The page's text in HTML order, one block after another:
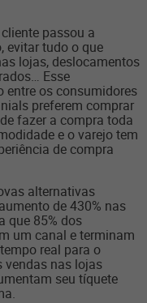
passou a
evitar tudo o que
lojas, deslocamentos
Esse
entre os consumidores
preferem comprar
fazer a compra toda
e o varejo tem
de compra
alternativas
de 430% nas
que 85% dos
um canal e terminam
real para o
vendas nas lojas
seu tíquete